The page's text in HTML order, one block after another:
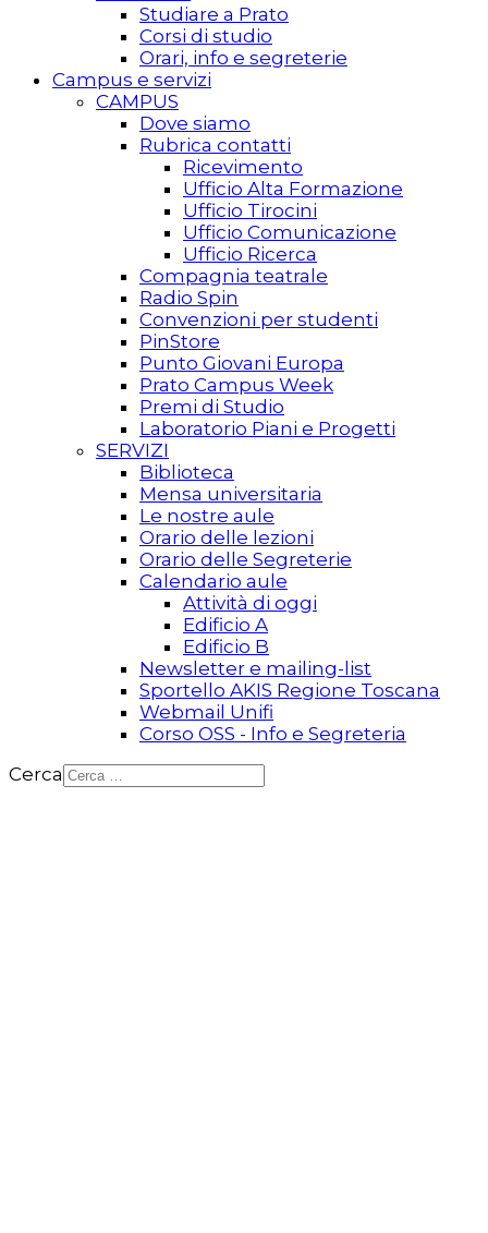
Studiare a Prato
Corsi di studio
Orari, info e segreterie
Campus e servizi
CAMPUS
Dove siamo
Rubrica contatti
Ricevimento
Ufficio Alta Formazione
Ufficio Tirocini
Ufficio Comunicazione
Ufficio Ricerca
Compagnia teatrale
Radio Spin
Convenzioni per studenti
PinStore
Punto Giovani Europa
Prato Campus Week
Premi di Studio
Laboratorio Piani e Progetti
SERVIZI
Biblioteca
Mensa universitaria
Le nostre aule
Orario delle lezioni
Orario delle Segreterie
Calendario aule
Attività di oggi
Edificio A
Edificio B
Newsletter e mailing-list
Sportello AKIS Regione Toscana
Webmail Unifi
Corso OSS - Info e Segreteria
Cerca